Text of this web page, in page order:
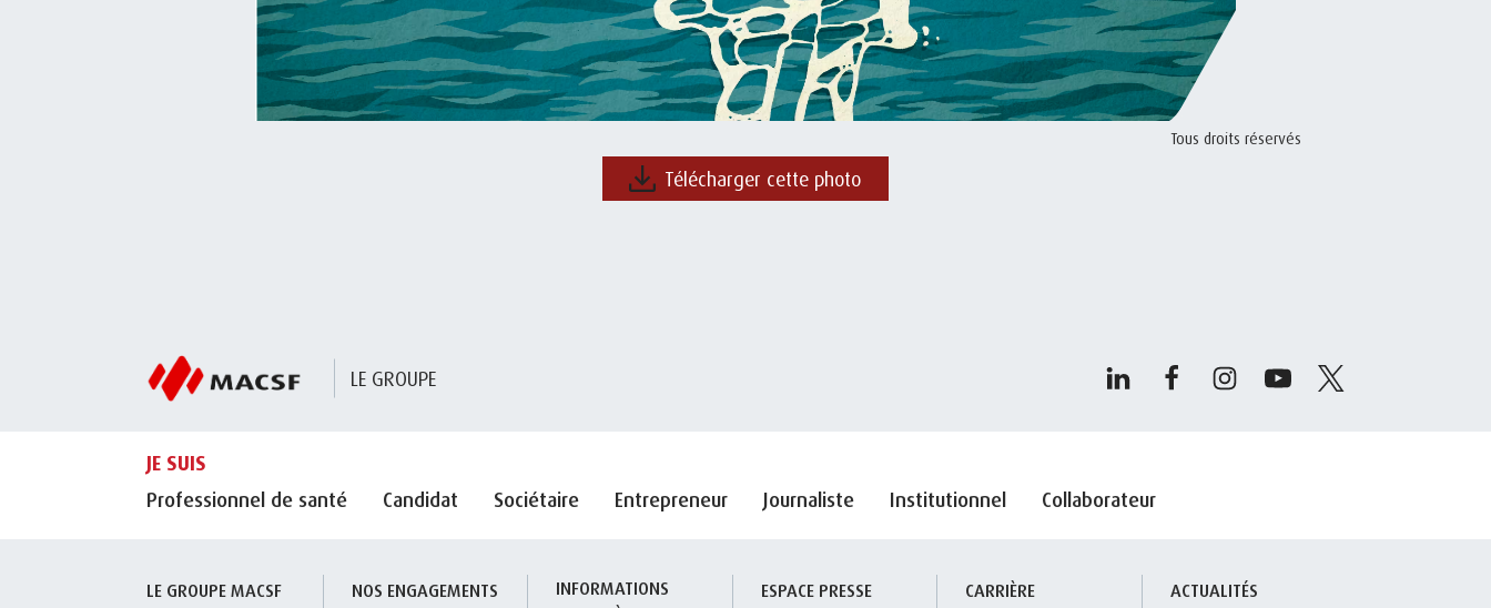
Tous droits réservés
Télécharger cette photo
LE GROUPE
JE SUIS
Professionnel de santé
Candidat Sociétaire Entrepreneur Journaliste Institutionnel Collaborateur
LE GROUPE MACSF NOS ENGAGEMENTS
INFORMATIONS
ESPACE PRESSE CARRIÈRE ACTUALITÉS